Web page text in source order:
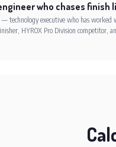
who chases finish
— technology executive who has
HYROX Pro Division competitor,